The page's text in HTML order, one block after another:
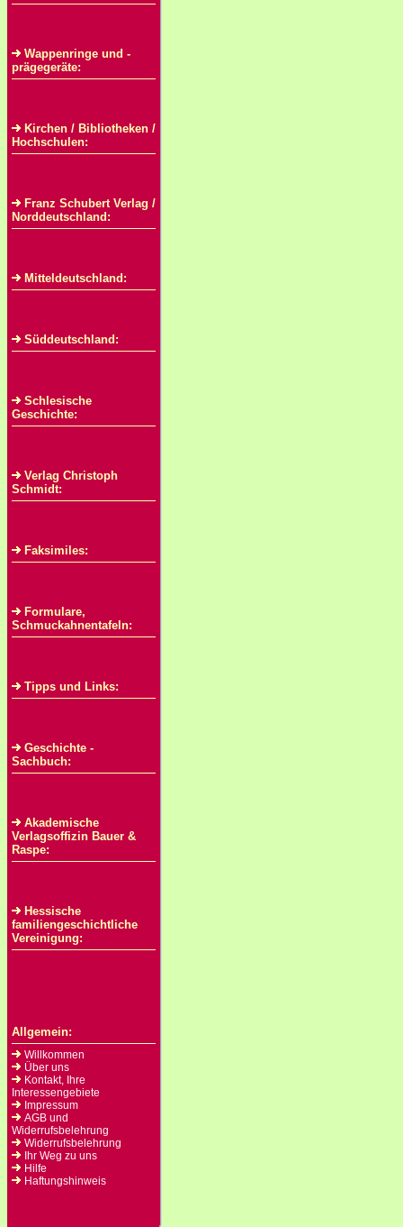
Wappenringe und -
prägegeräte:
Kirchen / Bibliotheken /
Hochschulen:
Franz Schubert Verlag /
Norddeutschland:
Mitteldeutschland:
Süddeutschland:
Schlesische
Geschichte:
Verlag Christoph
Schmidt:
Faksimiles:
Formulare,
Schmuckahnentafeln:
Tipps und Links:
Geschichte -
Sachbuch:
Akademische
Verlagsoffizin Bauer &
Raspe:
Hessische
familiengeschichtliche
Vereinigung:
Allgemein:
Willkommen
Über uns
Kontakt, Ihre
Interessengebiete
Impressum
AGB und
Widerrufsbelehrung
Widerrufsbelehrung
Ihr Weg zu uns
Hilfe
Haftungshinweis